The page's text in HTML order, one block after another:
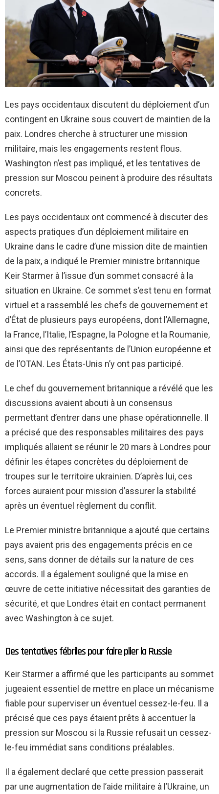
Les pays occidentaux discutent du déploiement d’un
contingent en Ukraine sous couvert de maintien de la
paix. Londres cherche à structurer une mission
militaire, mais les engagements restent flous.
Washington n’est pas impliqué, et les tentatives de
pression sur Moscou peinent à produire des résultats
concrets.
Les pays occidentaux ont commencé à discuter des
aspects pratiques d’un déploiement militaire en
Ukraine dans le cadre d’une mission dite de maintien
de la paix, a indiqué le Premier ministre britannique
Keir Starmer à l’issue d’un sommet consacré à la
situation en Ukraine. Ce sommet s’est tenu en format
virtuel et a rassemblé les chefs de gouvernement et
d’État de plusieurs pays européens, dont l’Allemagne,
la France, l’Italie, l’Espagne, la Pologne et la Roumanie,
ainsi que des représentants de l’Union européenne et
de l’OTAN. Les États-Unis n’y ont pas participé.
Le chef du gouvernement britannique a révélé que les
discussions avaient abouti à un consensus
permettant d’entrer dans une phase opérationnelle. Il
a précisé que des responsables militaires des pays
impliqués allaient se réunir le 20 mars à Londres pour
définir les étapes concrètes du déploiement de
troupes sur le territoire ukrainien. D’après lui, ces
forces auraient pour mission d’assurer la stabilité
après un éventuel règlement du conflit.
Le Premier ministre britannique a ajouté que certains
pays avaient pris des engagements précis en ce
sens, sans donner de détails sur la nature de ces
accords. Il a également souligné que la mise en
œuvre de cette initiative nécessitait des garanties de
sécurité, et que Londres était en contact permanent
avec Washington à ce sujet.
Des tentatives fébriles pour faire plier la Russie
Keir Starmer a affirmé que les participants au sommet
jugeaient essentiel de mettre en place un mécanisme
fiable pour superviser un éventuel cessez-le-feu. Il a
précisé que ces pays étaient prêts à accentuer la
pression sur Moscou si la Russie refusait un cessez-
le-feu immédiat sans conditions préalables.
Il a également declaré que cette pression passerait
par une augmentation de l’aide militaire à l’Ukraine, un